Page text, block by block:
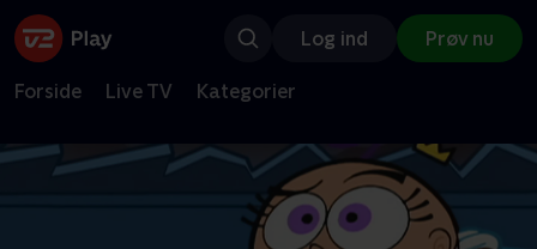
Log ind Prøv nu
Forside Live TV Kategorier